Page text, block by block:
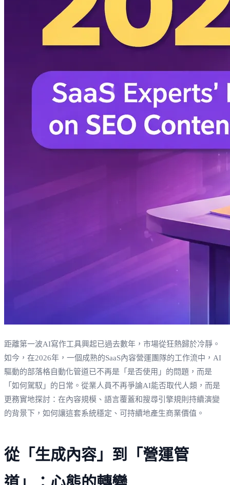
距離第一波AI寫作工具興起已過去數年，市場從狂熱歸於冷靜。
如今，在2026年，一個成熟的SaaS內容營運團隊的工作流中，AI
驅動的部落格自動化管道已不再是「是否使用」的問題，而是
「如何駕馭」的日常。從業人員不再爭論AI能否取代人類，而是
更務實地探討：在內容規模、語言覆蓋和搜尋引擎規則持續演變
的背景下，如何讓這套系統穩定、可持續地產生商業價值。
從「生成內容」到「營運管